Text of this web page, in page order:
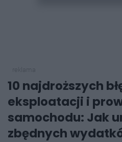
10 najdroższych
eksploatacji i
samochodu: Jak
zbędnych